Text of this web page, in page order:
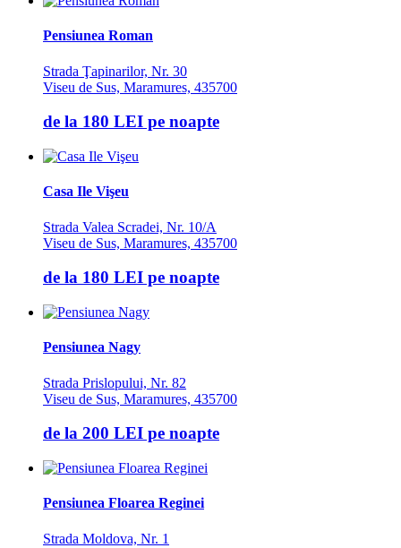
Pensiunea Roman
Strada Ţapinarilor, Nr. 30
Viseu de Sus, Maramures, 435700
de la 180 LEI pe noapte
Casa Ile Vişeu
Strada Valea Scradei, Nr. 10/A
Viseu de Sus, Maramures, 435700
de la 180 LEI pe noapte
Pensiunea Nagy
Strada Prislopului, Nr. 82
Viseu de Sus, Maramures, 435700
de la 200 LEI pe noapte
Pensiunea Floarea Reginei
Strada Moldova, Nr. 1